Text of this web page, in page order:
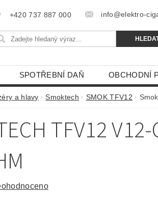
+420 737 887 000 info@elektro-
SPOTŘEBNÍ DAŇ OBCHODNÍ
a hlavy Smoktech SMOK TFV12
TFV12